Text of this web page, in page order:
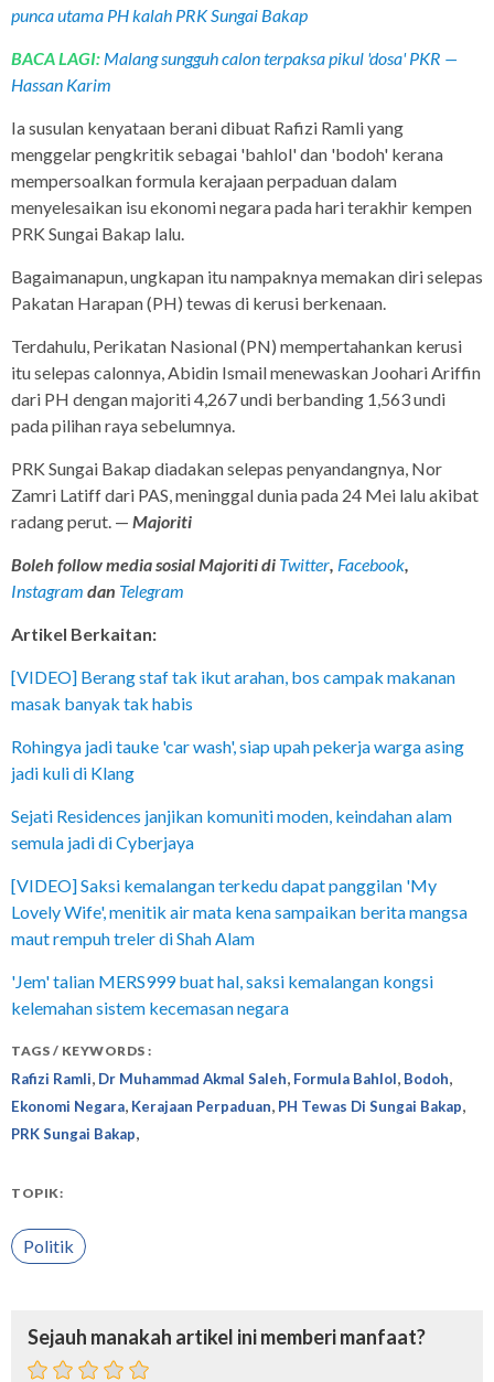
punca utama PH kalah PRK Sungai Bakap
BACA LAGI: Malang sungguh calon terpaksa pikul 'dosa' PKR —
Hassan Karim
Ia susulan kenyataan berani dibuat Rafizi Ramli yang
menggelar pengkritik sebagai 'bahlol' dan 'bodoh' kerana
mempersoalkan formula kerajaan perpaduan dalam
menyelesaikan isu ekonomi negara pada hari terakhir kempen
PRK Sungai Bakap lalu.
Bagaimanapun, ungkapan itu nampaknya memakan diri selepas
Pakatan Harapan (PH) tewas di kerusi berkenaan.
Terdahulu, Perikatan Nasional (PN) mempertahankan kerusi
itu selepas calonnya, Abidin Ismail menewaskan Joohari Ariffin
dari PH dengan majoriti 4,267 undi berbanding 1,563 undi
pada pilihan raya sebelumnya.
PRK Sungai Bakap diadakan selepas penyandangnya, Nor
Zamri Latiff dari PAS, meninggal dunia pada 24 Mei lalu akibat
radang perut. — Majoriti
Boleh follow media sosial Majoriti di Twitter Facebook
Instagram dan Telegram
Artikel Berkaitan:
[VIDEO] Berang staf tak ikut arahan, bos campak makanan
masak banyak tak habis
Rohingya jadi tauke 'car wash', siap upah pekerja warga asing
jadi kuli di Klang
Sejati Residences janjikan komuniti moden, keindahan alam
semula jadi di Cyberjaya
[VIDEO] Saksi kemalangan terkedu dapat panggilan 'My
Lovely Wife', menitik air mata kena sampaikan berita mangsa
maut rempuh treler di Shah Alam
'Jem' talian MERS999 buat hal, saksi kemalangan kongsi
kelemahan sistem kecemasan negara
TAGS / KEYWORDS :
Rafizi Ramli Dr Muhammad Akmal Saleh Formula Bahlol Bodoh
Ekonomi Negara Kerajaan Perpaduan PH Tewas Di Sungai Bakap
PRK Sungai Bakap
TOPIK:
Politik
Sejauh manakah artikel ini memberi manfaat?